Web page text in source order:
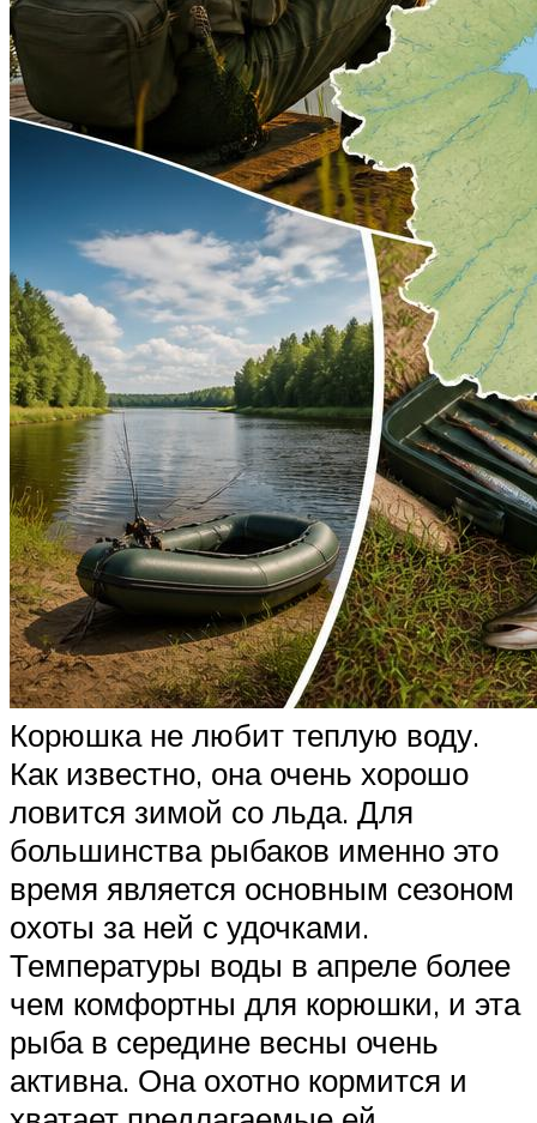
Корюшка не любит теплую воду.
Как известно, она очень хорошо
ловится зимой со льда. Для
большинства рыбаков именно это
время является основным сезоном
охоты за ней с удочками.
Температуры воды в апреле более
чем комфортны для корюшки, и эта
рыба в середине весны очень
активна. Она охотно кормится и